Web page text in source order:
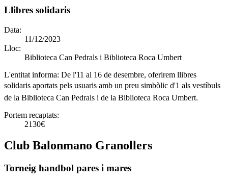
Llibres solidaris
Data:
11/12/2023
Lloc:
Biblioteca Can Pedrals i Biblioteca Roca Umbert
L'entitat informa: De l'11 al 16 de desembre, oferirem llibres
solidaris aportats pels usuaris amb un preu simbòlic d'1 als vestíbuls
de la Biblioteca Can Pedrals i de la Biblioteca Roca Umbert.
Portem recaptats:
2130€
Club Balonmano Granollers
Torneig handbol pares i mares